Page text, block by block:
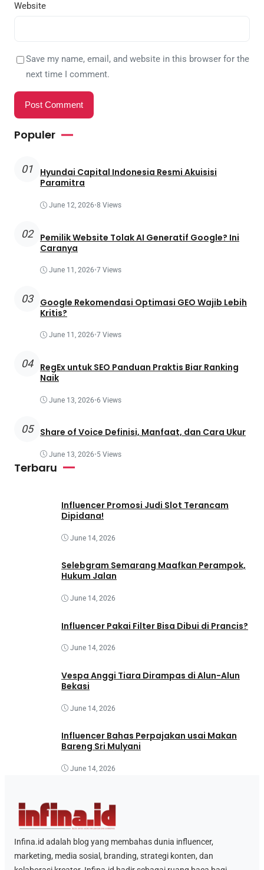
Website
Save my name, email, and website in this browser for the
next time I comment.
Populer
01
Hyundai Capital Indonesia Resmi Akuisisi
Paramitra
June 12, 2026•8 Views
02
Pemilik Website Tolak AI Generatif Google? Ini
Caranya
June 11, 2026•7 Views
03
Google Rekomendasi Optimasi GEO Wajib Lebih
Kritis?
June 11, 2026•7 Views
04
RegEx untuk SEO Panduan Praktis Biar Ranking
Naik
June 13, 2026•6 Views
05 Share of Voice Definisi, Manfaat, dan Cara Ukur
June 13, 2026•5 Views
Terbaru
Influencer Promosi Judi Slot Terancam
Dipidana!
June 14, 2026
Selebgram Semarang Maafkan Perampok,
Hukum Jalan
June 14, 2026
Influencer Pakai Filter Bisa Dibui di Prancis?
June 14, 2026
Vespa Anggi Tiara Dirampas di Alun-Alun
Bekasi
June 14, 2026
Influencer Bahas Perpajakan usai Makan
Bareng Sri Mulyani
June 14, 2026
Infina.id adalah blog yang membahas dunia influencer,
marketing, media sosial, branding, strategi konten, dan